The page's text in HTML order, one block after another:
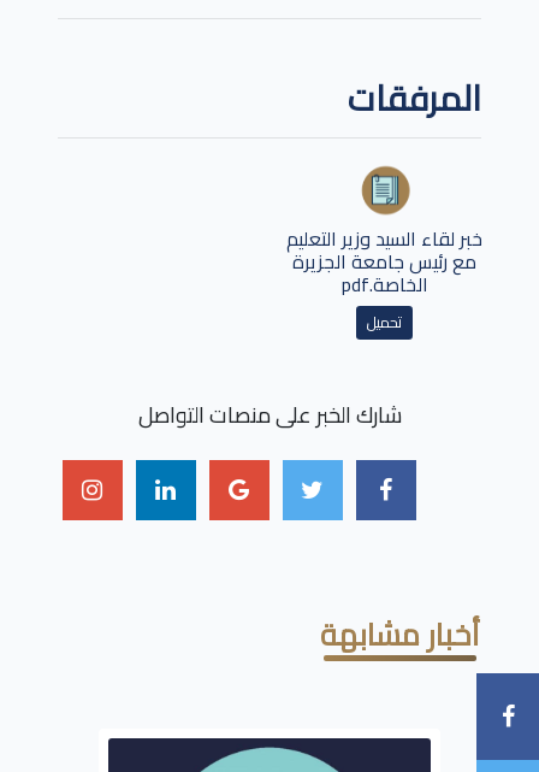
المرفقات
خبر لقاء السيد وزير التعليم
مع رئيس جامعة الجزيرة
الخاصة.pdf
تحميل
شارك الخبر على منصات التواصل
أخبار مشابهة